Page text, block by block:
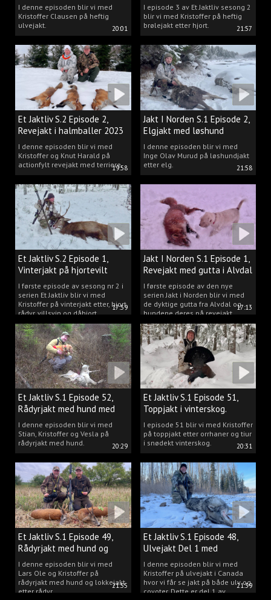
20:01
I denne episoden blir vi med
Kristoffer Clausen på heftig
ulvejakt.
21:57
Kristoffer Clausen
I episode 3 av Et Jaktliv sesong 2
blir vi med Kristoffer på heftig
brølejakt etter hjort.
19:58
Et Jaktliv S.2 Episode 2,
Revejakt i halmballer 2023
I denne episoden blir vi med
Kristoffer og Knut Harald på
actionfylt revejakt med terriere.
21:58
Jakt I Norden S.1 Episode 2,
Elgjakt med løshund
I denne episoden blir vi med
Inge Olav Murud på løshundjakt
etter elg.
17:59
Et Jaktliv S.2 Episode 1,
Vinterjakt på hjortevilt
I første episode av sesong nr 2 i
serien Et Jaktliv blir vi med
Kristoffer på vinterjakt etter, hjort,
rådyr, villsvin og dåhjort.
17:13
Jakt I Norden S.1 Episode 1,
Revejakt med gutta i Alvdal
I første episode av den nye
serien Jakt i Norden blir vi med
de dyktige gutta fra Alvdal og
hundene deres på revejakt.
20:29
Et Jaktliv S.1 Episode 52,
Rådyrjakt med hund med
Stian, Kristoffer og Vesla
I denne episoden blir vi med
Stian, Kristoffer og Vesla på
rådyrjakt med hund.
20:31
Et Jaktliv S.1 Episode 51,
Toppjakt i vinterskog.
I episode 51 blir vi med Kristoffer
på toppjakt etter orrhaner og tiur
i snødekt vinterskog.
21:55
Et Jaktliv S.1 Episode 49,
Rådyrjakt med hund og
lokkejakt.
I denne episoden blir vi med
Lars Ole og Kristoffer på
rådyrjakt med hund og lokkejakt
etter rådyr.
21:39
Et Jaktliv S.1 Episode 48,
Ulvejakt Del 1 med
Kristoffer Clausen.
I denne episoden blir vi med
Kristoffer på ulvejakt i Canada
hvor vi får se jakt på både ulv og
coyoter. Dette er del 1 av